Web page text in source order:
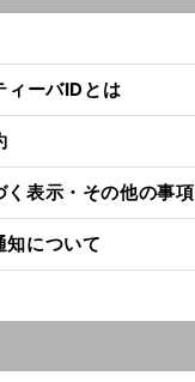
ィーバIDとは
表示・その他の事項
知について